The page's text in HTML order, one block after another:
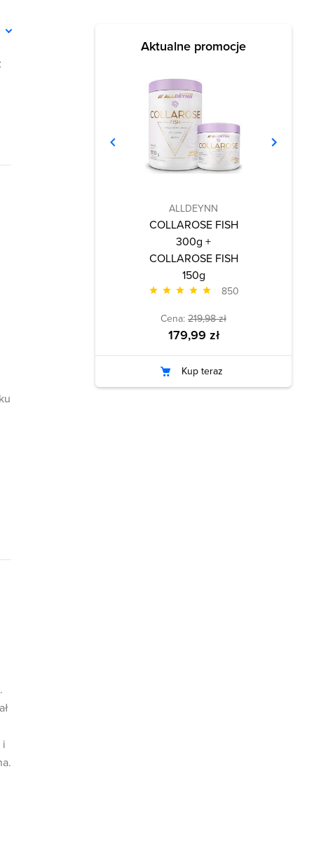
i
Aktualne promocje
ALLDEYNN
COLLAROSE FISH
300g +
COLLAROSE FISH
150g
850
Cena: 219,98 zł
179,99 zł
Kup teraz